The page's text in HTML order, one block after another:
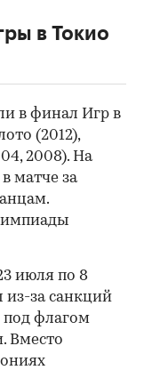
в Токио
в финал Игр в
(2012),
2008). На
матче за
июля по 8
из-за санкций
под флагом
Вместо